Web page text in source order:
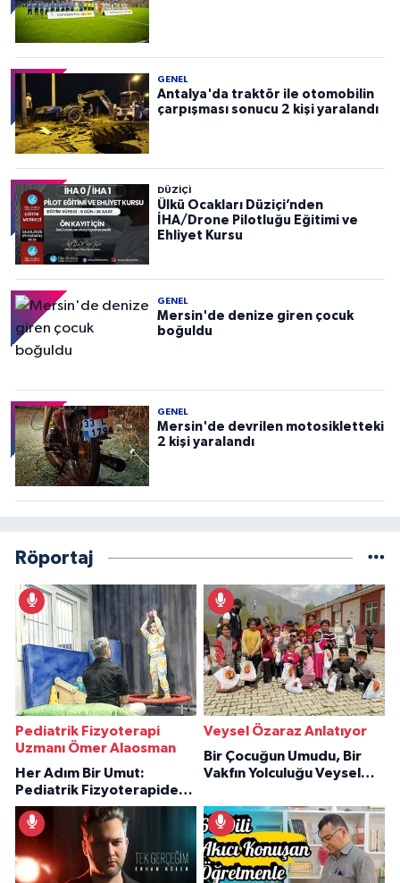
GENEL
Antalya'da traktör ile otomobilin
çarpışması sonucu 2 kişi yaralandı
DÜZIÇI
Ülkü Ocakları Düziçi’nden
İHA/Drone Pilotluğu Eğitimi ve
Ehliyet Kursu
GENEL
Mersin'de denize giren çocuk
boğuldu
GENEL
Mersin'de devrilen motosikletteki
2 kişi yaralandı
Röportaj
Pediatrik Fizyoterapi
Uzmanı Ömer Alaosman
Her Adım Bir Umut:
Pediatrik Fizyoterapiden
İlham Veren Hikâyeler
Veysel Özaraz Anlatıyor
Bir Çocuğun Umudu, Bir
Vakfın Yolculuğu Veysel